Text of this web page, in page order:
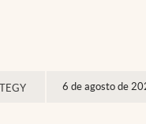
6 de agosto de